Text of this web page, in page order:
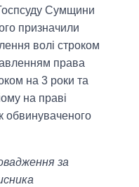
Сумщини
призначили
волі строком
права
на 3 роки та
на праві
обвинуваченого
за